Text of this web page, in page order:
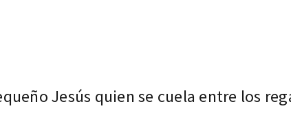
Jesús quien se cuela entre los